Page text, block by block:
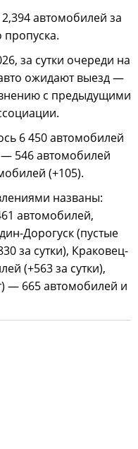
автомобилей за
пропуска.
за сутки очереди на
ожидают выезд —
с предыдущими
6 450 автомобилей
— 546 автомобилей
(+105).
названы:
автомобилей,
Дорогуск (пустые
за сутки), Краковец-
(+563 за сутки),
— 665 автомобилей и